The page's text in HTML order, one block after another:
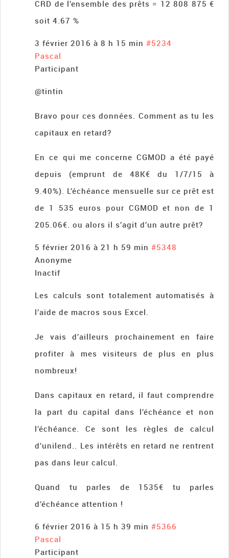
CRD de l’ensemble des prêts = 12 808 875 €
soit 4.67 %
3 février 2016 à 8 h 15 min #5234
Pascal
Participant
@tintin
Bravo pour ces données. Comment as tu les
capitaux en retard?
En ce qui me concerne CGMOD a été payé
depuis (emprunt de 48K€ du 1/7/15 à
9.40%). L’échéance mensuelle sur ce prêt est
de 1 535 euros pour CGMOD et non de 1
205.06€. ou alors il s’agit d’un autre prêt?
5 février 2016 à 21 h 59 min #5348
Anonyme
Inactif
Les calculs sont totalement automatisés à
l’aide de macros sous Excel.
Je vais d’ailleurs prochainement en faire
profiter à mes visiteurs de plus en plus
nombreux!
Dans capitaux en retard, il faut comprendre
la part du capital dans l’échéance et non
l’échéance. Ce sont les règles de calcul
d’unilend.. Les intérêts en retard ne rentrent
pas dans leur calcul.
Quand tu parles de 1535€ tu parles
d’échéance attention !
6 février 2016 à 15 h 39 min #5366
Pascal
Participant